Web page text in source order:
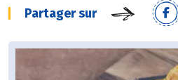
Partager sur